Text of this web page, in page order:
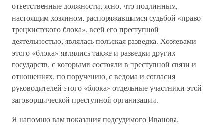
ответственные должности, ясно, что подлинным,
настоящим хозяином, распоряжавшимся судьбой «право-
троцкистского блока», всей его преступной
деятельностью, являлась польская разведка. Хозяевами
этого «блока» являлись также и разведки других
государств, с которыми состояли в преступной связи и
отношениях, по поручению, с ведома и согласия
руководителей этого «блока» отдельные участники этой
заговорщической преступной организации.
Я напомню вам показания подсудимого Иванова,